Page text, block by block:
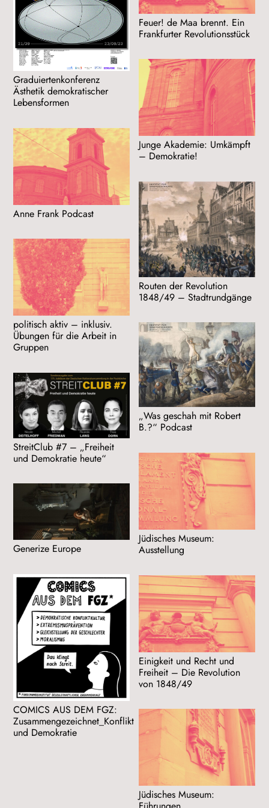
Graduiertenkonferenz
Ästhetik demokratischer
Lebensformen
Feuer! de Maa brennt. Ein
Frankfurter Revolutionsstück
Junge Akademie: Umkämpft
– Demokratie!
Anne Frank Podcast
Routen der Revolution
1848/49 – Stadtrundgänge
politisch aktiv – inklusiv.
Übungen für die Arbeit in
Gruppen
„Was geschah mit Robert
B.?“ Podcast
StreitClub #7 – „Freiheit
und Demokratie heute“
Jüdisches Museum:
Ausstellung
Generize Europe
COMICS AUS DEM FGZ:
Zusammengezeichnet_Konflikt
und Demokratie
Einigkeit und Recht und
Freiheit – Die Revolution
von 1848/49
Jüdisches Museum: